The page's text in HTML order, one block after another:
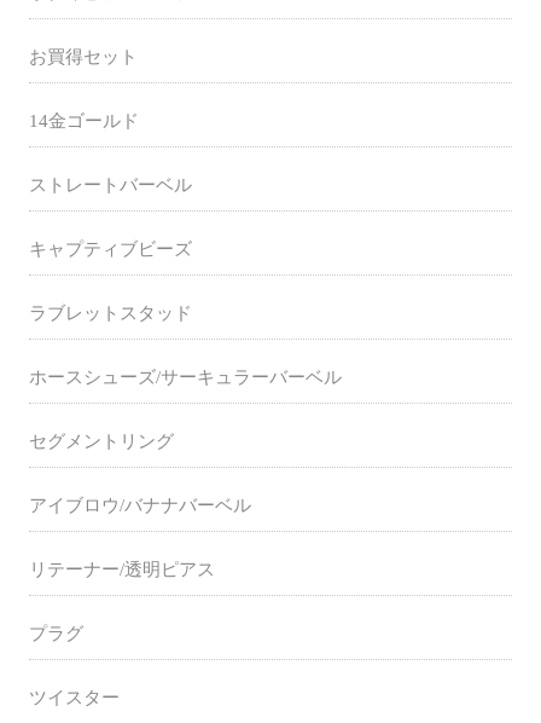
お買得セット
14金ゴールド
ストレートバーベル
キャプティブビーズ
ラブレットスタッド
ホースシューズ/サーキュラーバーベル
セグメントリング
アイブロウ/バナナバーベル
リテーナー/透明ピアス
プラグ
ツイスター